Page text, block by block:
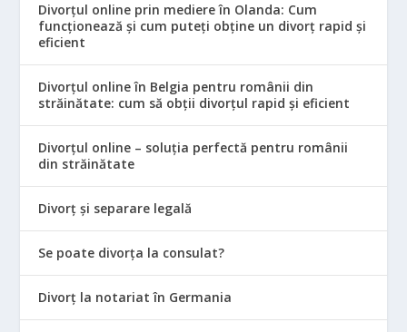
Divorțul online prin mediere în Olanda: Cum
funcționează și cum puteți obține un divorț rapid și
eficient
Divorțul online în Belgia pentru românii din
străinătate: cum să obții divorțul rapid și eficient
Divorțul online – soluția perfectă pentru românii
din străinătate
Divorț și separare legală
Se poate divorța la consulat?
Divorț la notariat în Germania